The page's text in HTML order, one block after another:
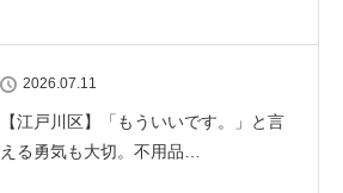
2026.07.11
【江戸川区】「もういいです。」と言
える勇気も大切。不用品…